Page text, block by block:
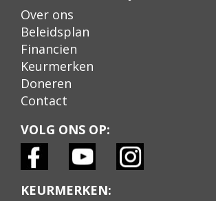
Over ons
Beleidsplan
Financien
Keurmerken
Doneren
Contact
VOLG ONS OP:
KEURMERKEN: